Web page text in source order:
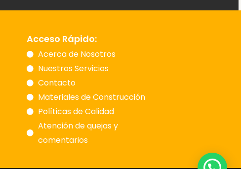
Acceso Rápido:
Acerca de Nosotros
Nuestros Servicios
Contacto
Materiales de Construcción
Políticas de Calidad
Atención de quejas y
comentarios